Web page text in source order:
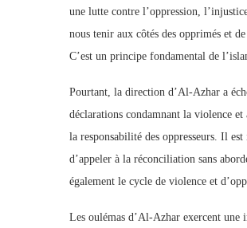
une lutte contre l’oppression,
nous tenir aux côtés des opprimés et
C’est un principe fondamental de
Pourtant, la direction d’Al-Azhar a
déclarations condamnant la violence et
la responsabilité des oppresseurs. Il
d’appeler à la réconciliation sans
également le cycle de violence et
Les oulémas d’Al-Azhar exercent une